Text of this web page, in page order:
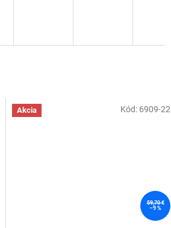
Akcia
59,70 €
–9 %
Kód: 6909-22